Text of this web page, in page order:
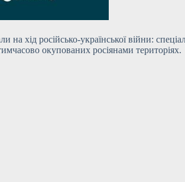
хід російсько-української війни:
окупованих росіянами територіях.